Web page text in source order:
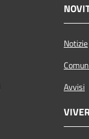
Notizie
Avvisi